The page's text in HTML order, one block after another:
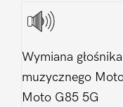
Wymiana głośnika
muzycznego
Moto G85 5G